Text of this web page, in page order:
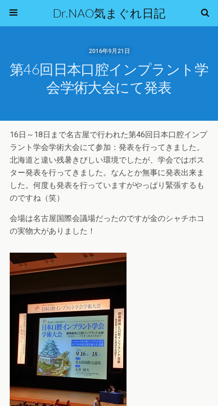
Dr.NAO気まぐれ日記
2016年9月21日
第46回日本口腔インプラント学
会学術大会にて発表
16日～18日まで名古屋で行われた第46回日本口腔インプ
ラント学会学術大会にて参加：発表を行ってきました。
北海道と違い残暑きびしい環境でしたが、学会ではポス
ター発表を行ってきました。なんとか無事に発表出来ま
した。何度も発表を行っていますがやっぱり緊張するも
のですね（笑）
会場は名古屋国際会議場だったのですが金のシャチホコ
の実物大がありました！